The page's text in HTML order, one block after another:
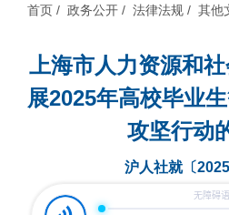
首页 / 政务公开 / 法律法规 / 其他
上海市人力资源和
展2025年高校毕业
攻坚行动
沪人社就〔